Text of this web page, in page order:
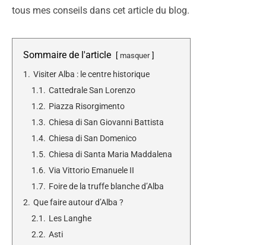
tous mes conseils dans cet article du blog.
Sommaire de l'article masquer
1. Visiter Alba : le centre historique
1.1. Cattedrale San Lorenzo
1.2. Piazza Risorgimento
1.3. Chiesa di San Giovanni Battista
1.4. Chiesa di San Domenico
1.5. Chiesa di Santa Maria Maddalena
1.6. Via Vittorio Emanuele II
1.7. Foire de la truffe blanche d’Alba
2. Que faire autour d’Alba ?
2.1. Les Langhe
2.2. Asti